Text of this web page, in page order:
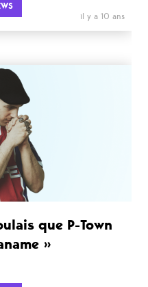
il y a 10 ans
que P-Town
»